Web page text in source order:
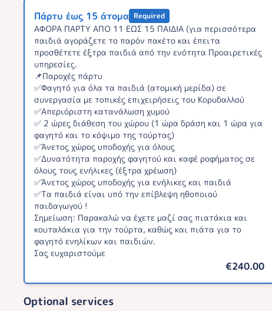
Πάρτυ έως 15 άτομα Required
ΑΦΟΡΑ ΠΑΡΤΥ ΑΠΟ 11 ΕΩΣ 15 ΠΑΙΔΙΑ (για περισσότερα
παιδιά αγοράζετε το παρόν πακέτο και έπειτα
προσθέτετε έξτρα παιδιά από την ενότητα Προαιρετικές
υπηρεσίες.
📌Παροχές πάρτυ
✅Φαγητό για όλα τα παιδιά (ατομική μερίδα) σε
συνεργασία με τοπικές επιχειρήσεις του Κορυδαλλού
✅Απεριόριστη κατανάλωση χυμού
✅ 2 ώρες διάθεση του χώρου (1 ώρα δράση και 1 ώρα για
φαγητό και το κόψιμο της τούρτας)
✅Άνετος χώρος υποδοχής για όλους
✅Δυνατότητα παροχής φαγητού και καφέ ροφήματος σε
όλους τους ενήλικες (έξτρα χρέωση)
✅Άνετος χώρος υποδοχής για ενήλικες και παιδιά
✅Τα παιδιά είναι υπό την επίβλεψη ηθοποιού
παιδαγωγού !
Σημείωση: Παρακαλώ να έχετε μαζί σας πιατάκια και
κουταλάκια για την τούρτα, καθώς και πιάτα για το
φαγητό ενηλίκων και παιδιών.
Σας ευχαριστούμε
€240.00
Optional services